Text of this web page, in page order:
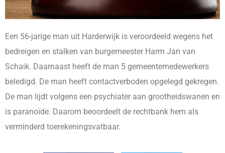
Een 56-jarige man uit Harderwijk is veroordeeld wegens het
bedreigen en stalken van burgemeester Harm Jan van
Schaik. Daarnaast heeft de man 5 gemeentemedewerkers
beledigd. De man heeft contactverboden opgelegd gekregen.
De man lijdt volgens een psychiater aan grootheidswanen en
is paranoïde. Daarom beoordeelt de rechtbank hem als
verminderd toerekeningsvatbaar.